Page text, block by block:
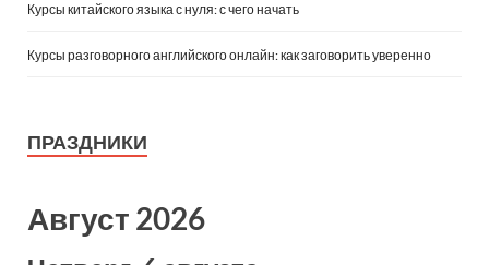
Курсы китайского языка с нуля: с чего начать
Курсы разговорного английского онлайн: как заговорить уверенно
ПРАЗДНИКИ
Август 2026